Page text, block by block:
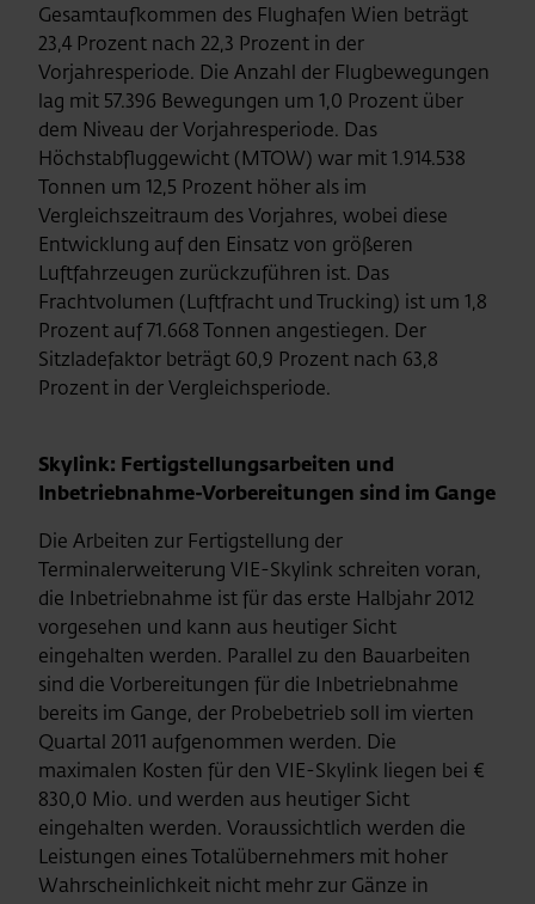
Gesamtaufkommen des Flughafen Wien beträgt
23,4 Prozent nach 22,3 Prozent in der
Vorjahresperiode. Die Anzahl der Flugbewegungen
lag mit 57.396 Bewegungen um 1,0 Prozent über
dem Niveau der Vorjahresperiode. Das
Höchstabfluggewicht (MTOW) war mit 1.914.538
Tonnen um 12,5 Prozent höher als im
Vergleichszeitraum des Vorjahres, wobei diese
Entwicklung auf den Einsatz von größeren
Luftfahrzeugen zurückzuführen ist. Das
Frachtvolumen (Luftfracht und Trucking) ist um 1,8
Prozent auf 71.668 Tonnen angestiegen. Der
Sitzladefaktor beträgt 60,9 Prozent nach 63,8
Prozent in der Vergleichsperiode.
Skylink: Fertigstellungsarbeiten und
Inbetriebnahme-Vorbereitungen sind im Gange
Die Arbeiten zur Fertigstellung der
Terminalerweiterung VIE-Skylink schreiten voran,
die Inbetriebnahme ist für das erste Halbjahr 2012
vorgesehen und kann aus heutiger Sicht
eingehalten werden. Parallel zu den Bauarbeiten
sind die Vorbereitungen für die Inbetriebnahme
bereits im Gange, der Probebetrieb soll im vierten
Quartal 2011 aufgenommen werden. Die
maximalen Kosten für den VIE-Skylink liegen bei €
830,0 Mio. und werden aus heutiger Sicht
eingehalten werden. Voraussichtlich werden die
Leistungen eines Totalübernehmers mit hoher
Wahrscheinlichkeit nicht mehr zur Gänze in